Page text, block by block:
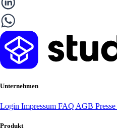
Unternehmen
Login Impressum FAQ AGB Presse
Produkt